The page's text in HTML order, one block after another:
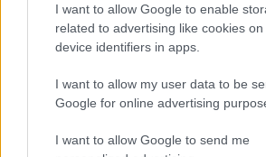
I want to allow Google to enable
related to advertising like cookies
device identifiers in apps.
I want to allow my user data to be
Google for online advertising
I want to allow Google to send me